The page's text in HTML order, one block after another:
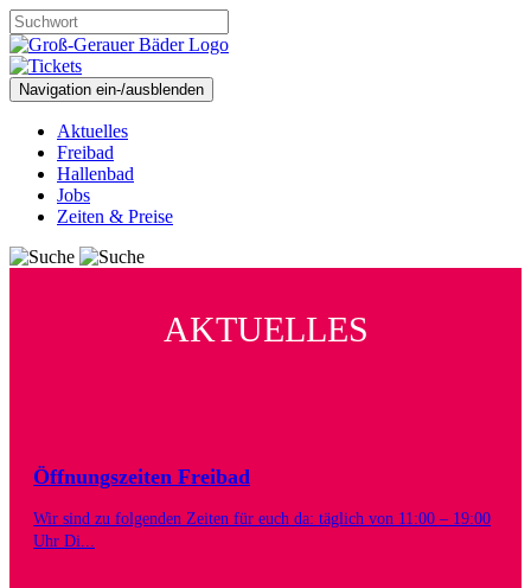
Navigation ein-/ausblenden
Aktuelles
Freibad
Hallenbad
Jobs
Zeiten & Preise
AKTUELLES
Öffnungszeiten Freibad
Wir sind zu folgenden Zeiten für euch da: täglich von 11:00 – 19:00
Uhr Di...